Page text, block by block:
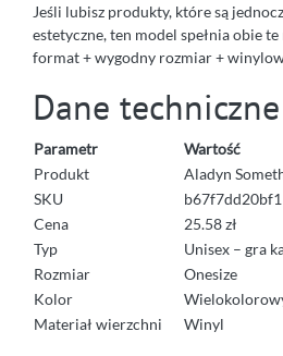
Jeśli lubisz produkty, które są
estetyczne, ten model spełnia obie
format + wygodny rozmiar +
Dane techniczne
Parametr
Wartość
Produkt
Aladyn
SKU
b67f7dd20bf1
Cena
25.58 zł
Typ
Unisex – gra
Rozmiar
Onesize
Kolor
Materiał wierzchni
Winyl